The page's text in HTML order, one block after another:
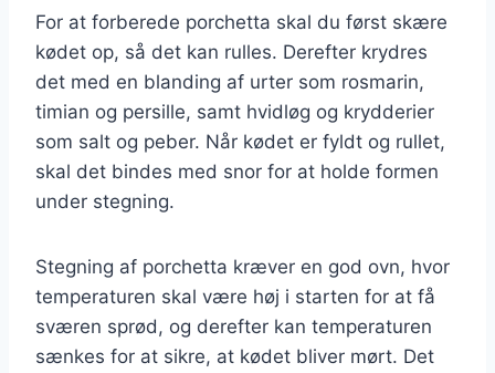
For at forberede porchetta skal du først skære
kødet op, så det kan rulles. Derefter krydres
det med en blanding af urter som rosmarin,
timian og persille, samt hvidløg og krydderier
som salt og peber. Når kødet er fyldt og rullet,
skal det bindes med snor for at holde formen
under stegning.
Stegning af porchetta kræver en god ovn, hvor
temperaturen skal være høj i starten for at få
sværen sprød, og derefter kan temperaturen
sænkes for at sikre, at kødet bliver mørt. Det